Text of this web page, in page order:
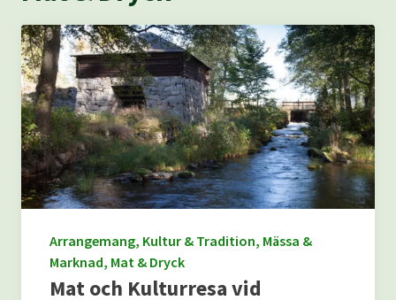
Arrangemang, Kultur & Tradition, Mässa &
Marknad, Mat & Dryck
Mat och Kulturresa vid